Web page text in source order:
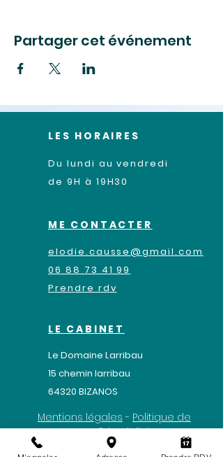
Partager cet événement
LES HORAIRES
Du lundi au vendredi
de 9H à 19H30
ME CONTACTER
elodie.causse@gmail.com
06 88 73 41 99
Prendre rdv
LE CABINET
Le Domaine Larribau
​15 chemin larribau
64320 BIZANOS
Mentions légales - Politique de
confidentialité